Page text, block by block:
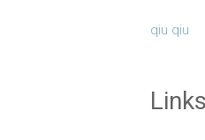
qiu qiu
Links